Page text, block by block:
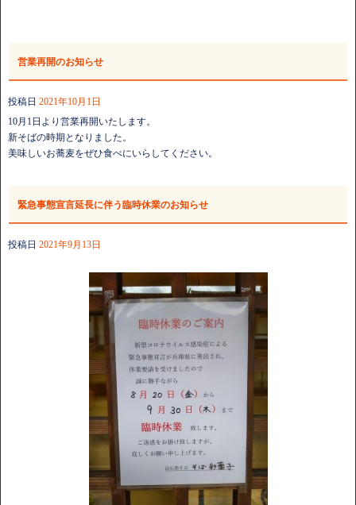
営業再開のお知らせ
投稿日 2021年10月1日
10月1日より営業再開いたします。
新そばの時期となりました。
美味しいお蕎麦をぜひ食べにいらしてください。
緊急事態宣言延長に伴う臨時休業のお知らせ
投稿日 2021年9月13日